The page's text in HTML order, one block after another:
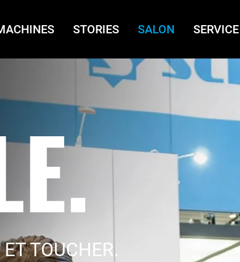
STORIES SALON SERVICE
TOUCHER.